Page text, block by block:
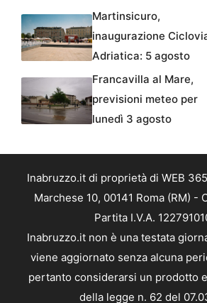
Martinsicuro,
inaugurazione
Adriatica: 5 agosto
Francavilla al Mare,
previsioni meteo per
lunedì 3 agosto
Inabruzzo.it di proprietà di WEB
Marchese 10, 00141 Roma (RM) -
Partita I.V.A.
Inabruzzo.it non è una testata
viene aggiornato senza alcuna
pertanto considerarsi un prodotto
della legge n. 62 del